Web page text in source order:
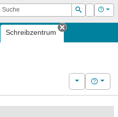
Suche
Suchen
Login Hilfe
Schreibzentrum
Tab schließen
WeitereHilfe